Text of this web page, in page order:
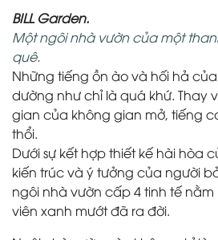
BILL Garden.
Một ngôi nhà vườn của một
quê.
Những tiếng ồn ào và hối hả
dường như chỉ là quá khứ. Thay
gian của không gian mở, tiếng
thổi.
Dưới sự kết hợp thiết kế hài hòa
kiến trúc và ý tưởng của người
ngôi nhà vườn cấp 4 tinh tế
viên xanh mướt đã ra đời.